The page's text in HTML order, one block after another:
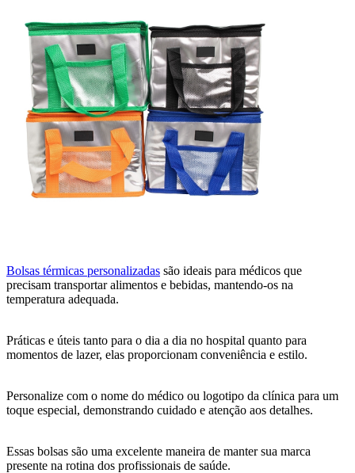
Bolsas térmicas personalizadas são ideais para médicos que
precisam transportar alimentos e bebidas, mantendo-os na
temperatura adequada.
Práticas e úteis tanto para o dia a dia no hospital quanto para
momentos de lazer, elas proporcionam conveniência e estilo.
Personalize com o nome do médico ou logotipo da clínica para um
toque especial, demonstrando cuidado e atenção aos detalhes.
Essas bolsas são uma excelente maneira de manter sua marca
presente na rotina dos profissionais de saúde.